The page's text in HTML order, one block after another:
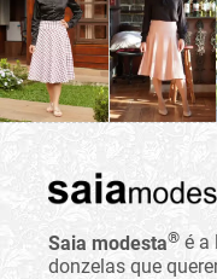
Saia modesta® é a
donzelas que